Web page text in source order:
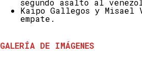
segundo asalto al
Kaipo Gallegos y Misael
empate.
GALERÍA DE IMÁGENES